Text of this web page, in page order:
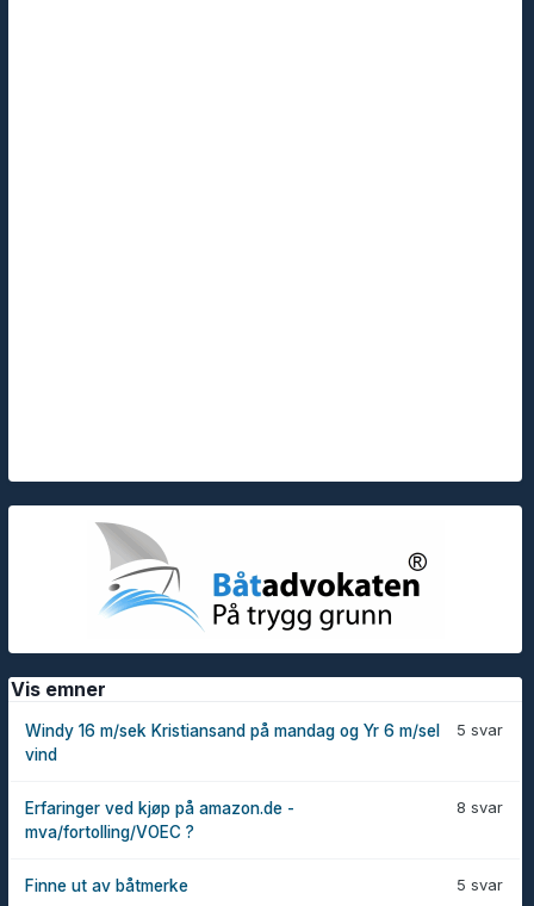
Vis emner
5 svar
Windy 16 m/sek Kristiansand på mandag og Yr 6 m/sel
vind
8 svar
Erfaringer ved kjøp på amazon.de -
mva/fortolling/VOEC ?
5 svar
Finne ut av båtmerke